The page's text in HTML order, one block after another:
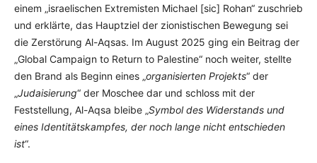
einem „israelischen Extremisten Michael [sic] Rohan“ zuschrieb
und erklärte, das Hauptziel der zionistischen Bewegung sei
die Zerstörung Al-Aqsas. Im August 2025 ging ein Beitrag der
„Global Campaign to Return to Palestine“ noch weiter, stellte
den Brand als Beginn eines „organisierten Projekts“ der
„Judaisierung“ der Moschee dar und schloss mit der
Feststellung, Al-Aqsa bleibe „Symbol des Widerstands und
eines Identitätskampfes, der noch lange nicht entschieden
ist“.